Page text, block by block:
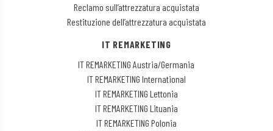
Reclamo sull’attrezzatura acquistata
Restituzione dell’attrezzatura acquistata
IT REMARKETING
IT REMARKETING Austria/Germania
IT REMARKETING International
IT REMARKETING Lettonia
IT REMARKETING Lituania
IT REMARKETING Polonia